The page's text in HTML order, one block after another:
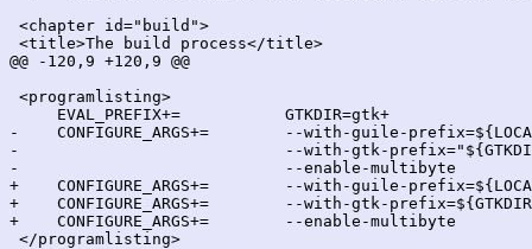
<chapter id="build">
<title>The build process</title>
@@ -120,9 +120,9 @@
<programlisting>
     EVAL_PREFIX+=           GTKDIR=gtk+
-    CONFIGURE_ARGS+=        --with-guile-
-                            --with-gtk-
-                            --enable-multibyte
+    CONFIGURE_ARGS+=        --with-guile-
+    CONFIGURE_ARGS+=        --with-gtk-
+    CONFIGURE_ARGS+=        --enable-multibyte
</programlisting>